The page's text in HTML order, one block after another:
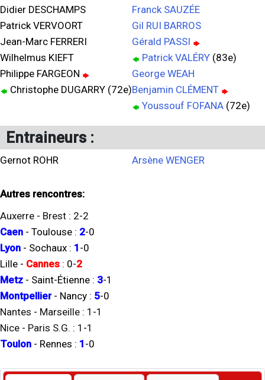
Didier DESCHAMPS
Patrick VERVOORT
Jean-Marc FERRERI
Wilhelmus KIEFT
Philippe FARGEON
Christophe DUGARRY (72e)
Franck SAUZÉE
Gil RUI BARROS
Gérald PASSI
Patrick VALÉRY (83e)
George WEAH
Benjamin CLÉMENT
Youssouf FOFANA (72e)
Entraineurs :
Gernot ROHR Arsène WENGER
Autres rencontres:
Auxerre - Brest : 2-2
Caen - Toulouse : 2-0
Lyon - Sochaux : 1 -0
Lille - Cannes : 0-2
Metz - Saint-Étienne : 3-1
Montpellier- Nancy : 5-0
Nantes - Marseille : 1 -1
Nice - Paris S.G. : 1 -1
Toulon - Rennes : 1 -0